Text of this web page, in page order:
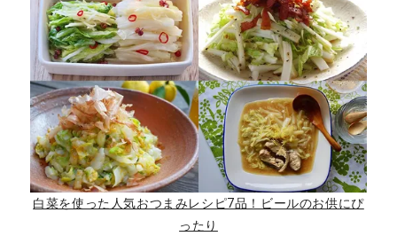
白菜を使った人気おつまみレシピ7品！ビールのお供にぴ
ったり